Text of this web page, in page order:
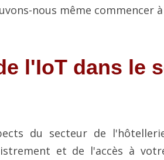
nous même commencer
l'IoT dans le
du secteur de
et de l'accès à